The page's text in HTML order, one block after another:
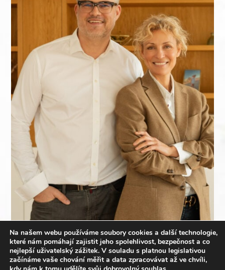
Martina Šmuková, patronka webináře, modelka, zakladatelka nadačního fondu
Na našem webu používáme soubory cookies a další technologie,
které nám pomáhají zajistit jeho spolehlivost, bezpečnost a co
nejlepší uživatelský zážitek. V souladu s platnou legislativou
začínáme vaše chování měřit a data zpracovávat až ve chvíli,